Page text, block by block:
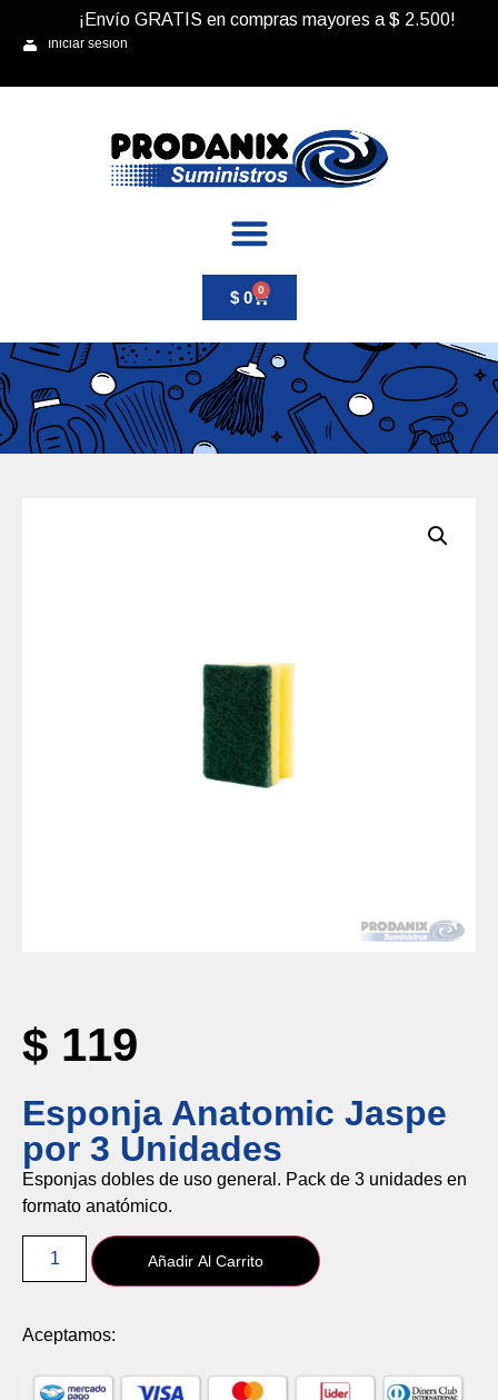
Iniciar sesión
$0 0
Esponja Anatomic Jaspe
por 3 Unidades
$ 119
Esponjas dobles de uso general. Pack de 3 unidades en
formato anatómico.
Añadir Al Carrito
Aceptamos:
¡Envío GRATIS en compras mayores a $ 2.500!